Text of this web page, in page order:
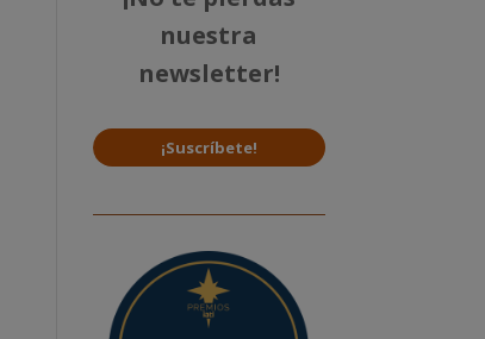
nuestra
newsletter!
¡Suscríbete!